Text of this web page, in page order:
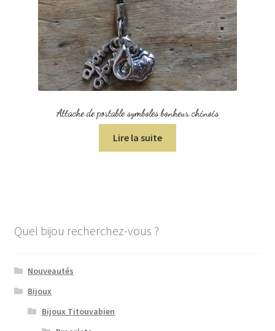
Attache de portable symboles bonheur chinois
Lire la suite
Quel bijou recherchez-vous ?
Nouveautés
Bijoux
Bijoux Titouvabien